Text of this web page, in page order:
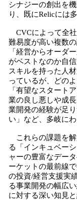
シナジーの創出を
り、既にRelicには
CVCによって全社
難易度が高い複数
「経営からオーダ
がベストなのか自
スキルを持った人
っているが、どの
「有望なスタート
業の良し悪しや成
業開発の経験が足
い」など、多岐にわ
これらの課題を解
る「インキュベー
ャーの豊富なデー
ーケットの最前線
の投資/経営支援実
る事業開発の幅広
に対する深い知見